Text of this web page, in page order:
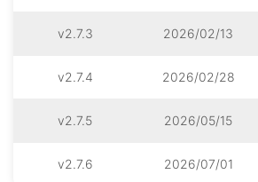
v2.7.3 2026/02/13
v2.7.4 2026/02/28
v2.7.5 2026/05/15
v2.7.6 2026/07/01